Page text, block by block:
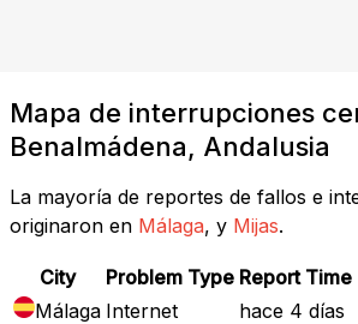
Mapa de interrupciones
Benalmádena, Andalusia
La mayoría de reportes de fallos e
originaron en Málaga, y Mijas.
City Problem Type Report Time
Málaga Internet
hace 4 días